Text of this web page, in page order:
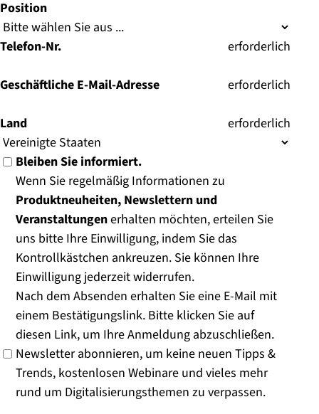
Position
Telefon-Nr. (
erforderlich
Geschäftliche E-Mail-Adresse (
erforderlich
Land (
erforderlich
Bleiben Sie informiert.
Wenn Sie regelmäßig Informationen zu
Produktneuheiten, Newslettern und
Veranstaltungenerhalten möchten, erteilen Sie
uns bitte Ihre Einwilligung, indem Sie das
Kontrollkästchen ankreuzen. Sie können Ihre
Einwilligung jederzeit widerrufen.
Nach dem Absenden erhalten Sie eine E-Mail mit
einem Bestätigungslink. Bitte klicken Sie auf
diesen Link, um Ihre Anmeldung abzuschließen.
Newsletter abonnieren, um keine neuen Tipps &
Trends, kostenlosen Webinare und vieles mehr
rund um Digitalisierungsthemen zu verpassen.